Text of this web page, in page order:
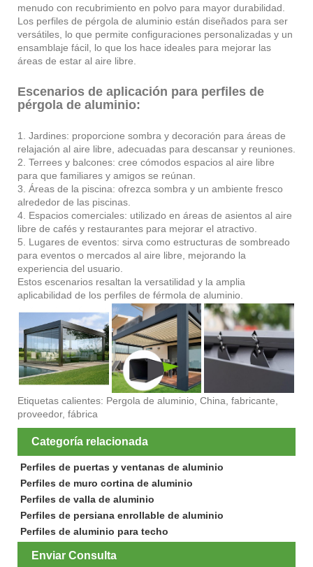
menudo con recubrimiento en polvo para mayor durabilidad.
Los perfiles de pérgola de aluminio están diseñados para ser
versátiles, lo que permite configuraciones personalizadas y un
ensamblaje fácil, lo que los hace ideales para mejorar las
áreas de estar al aire libre.
Escenarios de aplicación para perfiles de
pérgola de aluminio:
1. Jardines: proporcione sombra y decoración para áreas de
relajación al aire libre, adecuadas para descansar y reuniones.
2. Terrees y balcones: cree cómodos espacios al aire libre
para que familiares y amigos se reúnan.
3. Áreas de la piscina: ofrezca sombra y un ambiente fresco
alrededor de las piscinas.
4. Espacios comerciales: utilizado en áreas de asientos al aire
libre de cafés y restaurantes para mejorar el atractivo.
5. Lugares de eventos: sirva como estructuras de sombreado
para eventos o mercados al aire libre, mejorando la
experiencia del usuario.
Estos escenarios resaltan la versatilidad y la amplia
aplicabilidad de los perfiles de férmola de aluminio.
Etiquetas calientes: Pergola de aluminio, China, fabricante,
proveedor, fábrica
Categoría relacionada
Perfiles de puertas y ventanas de aluminio
Perfiles de muro cortina de aluminio
Perfiles de valla de aluminio
Perfiles de persiana enrollable de aluminio
Perfiles de aluminio para techo
Enviar Consulta